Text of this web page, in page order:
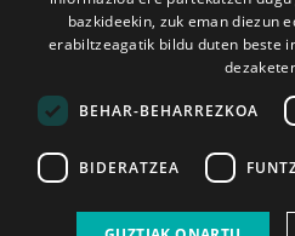
2026ko eka. 1a
bazkideekin, zuk eman diezun
erabiltzeagatik bildu duten beste
BEHAR-BEHARREZKOA
BIDERATZEA